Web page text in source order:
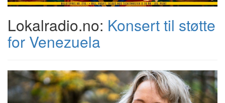
Lokalradio.no: Konsert til støtte
for Venezuela